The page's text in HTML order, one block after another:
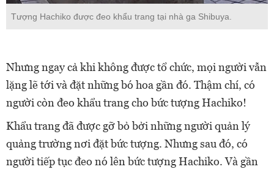
Tượng Hachiko được đeo khẩu trang tại nhà ga Shibuya.
Nhưng ngay cả khi không được tổ chức, mọi người vẫn
lặng lẽ tới và đặt những bó hoa gần đó. Thậm chí, có
người còn đeo khẩu trang cho bức tượng Hachiko!
Khẩu trang đã được gỡ bỏ bởi những người quản lý
quảng trường nơi đặt bức tượng. Nhưng sau đó, có
người tiếp tục đeo nó lên bức tượng Hachiko. Và gần